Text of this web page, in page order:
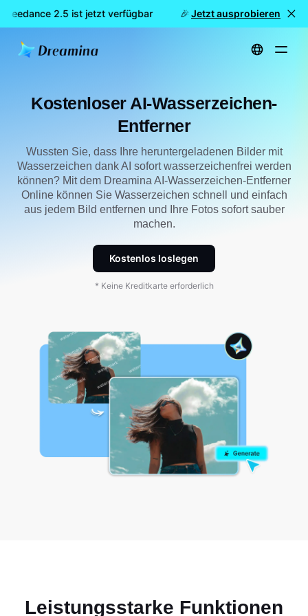
Seedance 2.5 ist jetzt verfügbar 🎉 Neues Modell LIVE:
Jetzt ausprobieren
Startseite Werkzeuge Kostenloser KI-Wasserzeichen-Entferner
Kostenloser AI-Wasserzeichen-
Entferner
Wussten Sie, dass Ihre heruntergeladenen Bilder mit
Wasserzeichen dank AI sofort wasserzeichenfrei werden
können? Mit dem Dreamina AI-Wasserzeichen-Entferner
Online können Sie Wasserzeichen schnell und einfach
aus jedem Bild entfernen und Ihre Fotos sofort sauber
machen.
Kostenlos loslegen
* Keine Kreditkarte erforderlich
Leistungsstarke Funktionen